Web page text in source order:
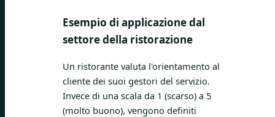
Esempio di applicazione dal
settore della ristorazione
Un ristorante valuta l'orientamento al
cliente dei suoi gestori del servizio.
Invece di una scala da 1 (scarso) a 5
(molto buono), vengono definiti